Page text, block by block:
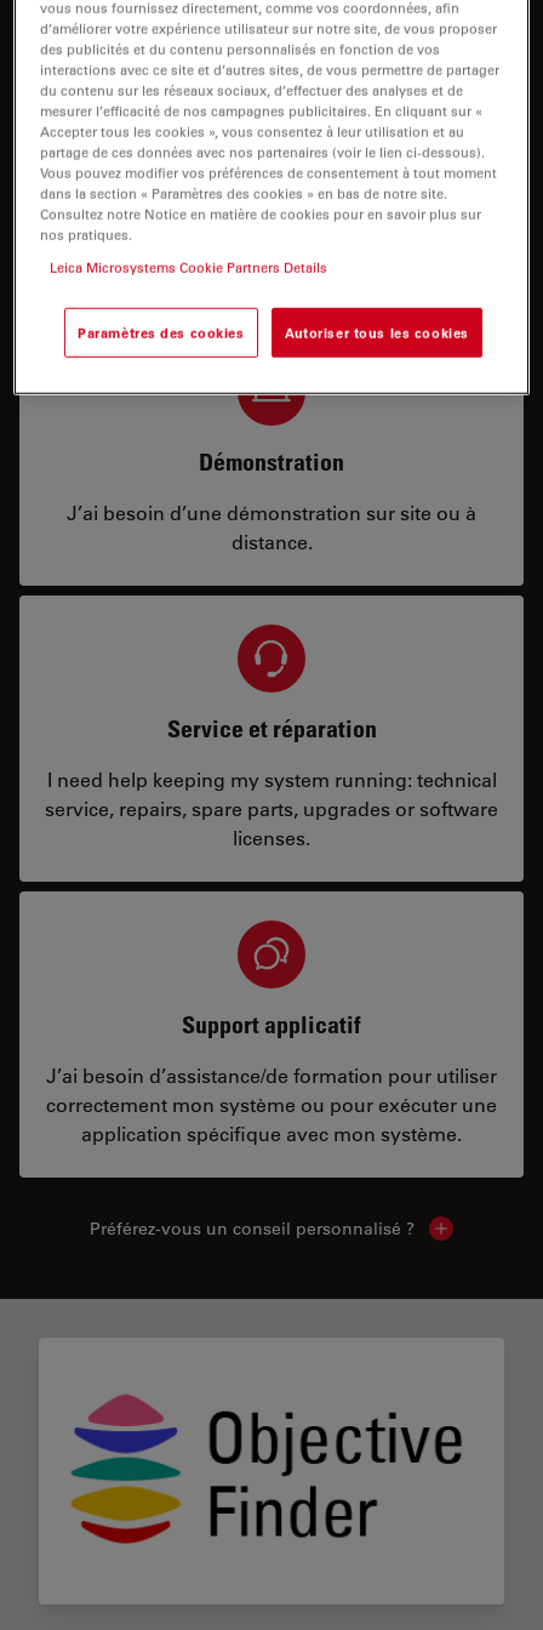
Prix
J’ai besoin d’une configuration ou d’informations
sur les prix.
Démonstration
J’ai besoin d’une démonstration sur site ou à
distance.
Service et réparation
I need help keeping my system running: technical
service, repairs, spare parts, upgrades or software
licenses.
Support applicatif
J’ai besoin d’assistance/de formation pour utiliser
correctement mon système ou pour exécuter une
application spécifique avec mon système.
Préférez-vous un conseil personnalisé ? Show local
vous nous fournissez directement, comme vos coordonnées, afin
d’améliorer votre expérience utilisateur sur notre site, de vous proposer
des publicités et du contenu personnalisés en fonction de vos
interactions avec ce site et d’autres sites, de vous permettre de partager
du contenu sur les réseaux sociaux, d’effectuer des analyses et de
mesurer l’efficacité de nos campagnes publicitaires. En cliquant sur «
Accepter tous les cookies », vous consentez à leur utilisation et au
partage de ces données avec nos partenaires (voir le lien ci-dessous).
Vous pouvez modifier vos préférences de consentement à tout moment
dans la section « Paramètres des cookies » en bas de notre site.
Consultez notre Notice en matière de cookies pour en savoir plus sur
nos pratiques.
Leica Microsystems Cookie Partners Details
Paramètres des cookies Autoriser tous les cookies